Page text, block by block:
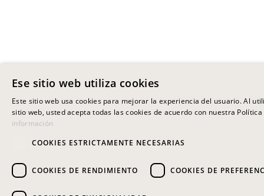
Ese sitio web utiliza cookies
Este sitio web usa cookies para mejorar la experiencia del usuario. Al
sitio web, usted acepta todas las cookies de acuerdo con nuestra Política
información
COOKIES ESTRICTAMENTE NECESARIAS
COOKIES DE RENDIMIENTO COOKIES DE